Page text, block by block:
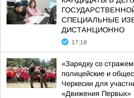
СПЕЦИАЛЬНЫЕ
ДИСТАНЦИОННО
17:18
«Зарядку со
полицейские и
Черкесии для
«Движения Первых»